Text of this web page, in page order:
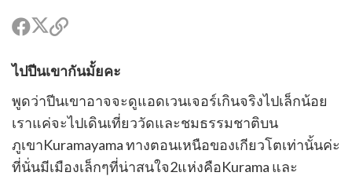
แชร์
บุค
แชร์
ใน
ต
คัด
ไป
ส
ไปปีนเขากันมั้ยคะ
พูดว่าปีนเขาอาจจะดูแอดเวนเจอร์เกินจริงไปเล็กน้อย
เราแค่จะไปเดินเที่ยววัดและชมธรรมชาติบน
ภูเขาKuramayama ทางตอนเหนือของเกียวโตเท่านั้นค่ะ
ที่นั่นมีเมืองเล็กๆที่น่าสนใจ2แห่งคือKurama และ